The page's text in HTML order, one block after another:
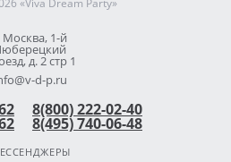
«Viva Dream Party»
Москва, 1-й
д. 2 стр 1
d-p.ru
8(800) 222-02-40
8(495) 740-06-48